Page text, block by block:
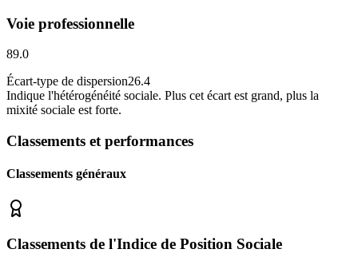
Voie professionnelle
89.0
Écart-type de dispersion26.4
Indique l'hétérogénéité sociale. Plus cet écart est grand, plus la
mixité sociale est forte.
Classements et performances
Classements généraux
Classements de l'Indice de Position Sociale